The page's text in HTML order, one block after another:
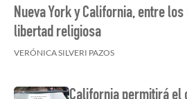
Nueva York y California, entre
libertad religiosa
VERÓNICA SILVERI PAZOS